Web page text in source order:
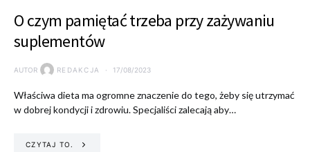
O czym pamiętać trzeba przy zażywaniu
suplementów
AUTOR REDAKCJA 17/08/2023
Właściwa dieta ma ogromne znaczenie do tego, żeby się utrzymać
w dobrej kondycji i zdrowiu. Specjaliści zalecają aby…
CZYTAJ TO.